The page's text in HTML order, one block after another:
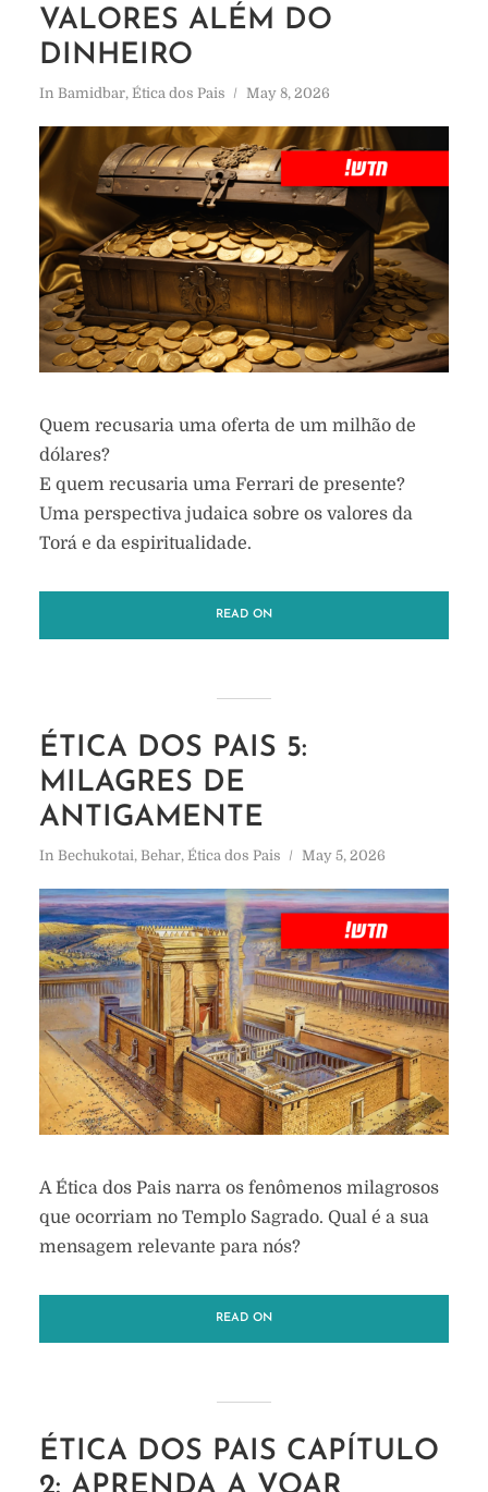
VALORES ALÉM DO
DINHEIRO
In Bamidbar, Ética dos Pais May 8, 2026
Quem recusaria uma oferta de um milhão de
dólares?
E quem recusaria uma Ferrari de presente?
Uma perspectiva judaica sobre os valores da
Torá e da espiritualidade.
READ ON
ÉTICA DOS PAIS 5:
MILAGRES DE
ANTIGAMENTE
In Bechukotai, Behar, Ética dos Pais May 5, 2026
A Ética dos Pais narra os fenômenos milagrosos
que ocorriam no Templo Sagrado. Qual é a sua
mensagem relevante para nós?
READ ON
ÉTICA DOS PAIS CAPÍTULO